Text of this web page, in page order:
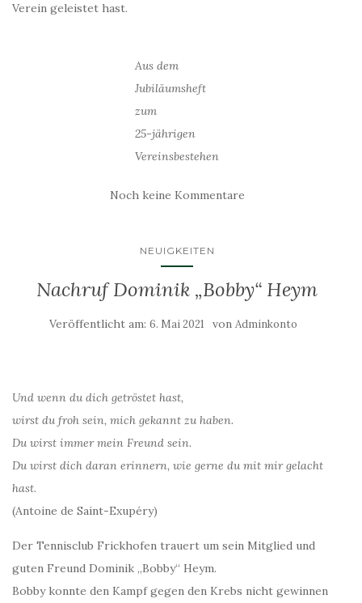
Verein geleistet hast.
Aus dem
Jubiläumsheft
zum
25-jährigen
Vereinsbestehen
Noch keine Kommentare
NEUIGKEITEN
Nachruf Dominik „Bobby“ Heym
Veröffentlicht am: 6. Mai 2021 von Adminkonto
Und wenn du dich getröstet hast,
wirst du froh sein, mich gekannt zu haben.
Du wirst immer mein Freund sein.
Du wirst dich daran erinnern, wie gerne du mit mir gelacht
hast.
(Antoine de Saint-Exupéry)
Der Tennisclub Frickhofen trauert um sein Mitglied und
guten Freund Dominik „Bobby“ Heym.
Bobby konnte den Kampf gegen den Krebs nicht gewinnen